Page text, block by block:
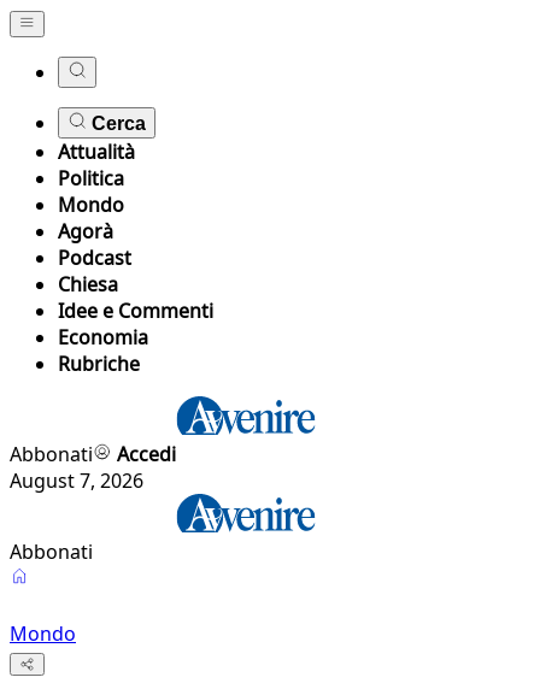
Cerca
Attualità
Politica
Mondo
Agorà
Podcast
Chiesa
Idee e Commenti
Economia
Rubriche
Abbonati
Accedi
August 7, 2026
Abbonati
Mondo